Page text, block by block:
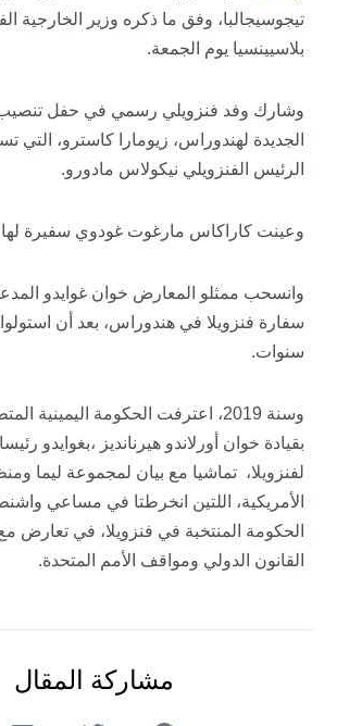
تيجوسيجالبا، وفق ما ذكره وزير الخارجية
بلاسيينسيا يوم الجمعة.
وشارك وفد فنزويلي رسمي في حفل تنصيب
الجديدة لهندوراس، زيومارا كاسترو،
الرئيس الفنزويلي نيكولاس مادورو.
وعينت كاراكاس مارغوت غودوي سفيرة لها
وانسحب ممثلو المعارض خوان غوايدو
سفارة فنزويلا في هندوراس، بعد أن استولوا
سنوات.
وسنة 2019، اعترفت الحكومة اليمينية
بقيادة خوان أورلاندو هيرنانديز ،بغوايدو
لفنزويلا، تماشيا مع بيان لمجموعة ليما
الأمريكية، اللتين انخرطتا في مساعي
الحكومة المنتخبة في فنزويلا، في تعارض
القانون الدولي ومواقف الأمم المتحدة.
مشاركة المقال